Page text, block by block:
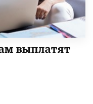
выплатят